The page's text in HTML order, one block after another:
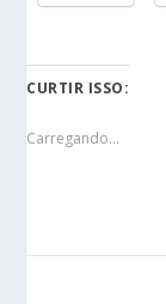
CURTIR ISSO:
Carregando...